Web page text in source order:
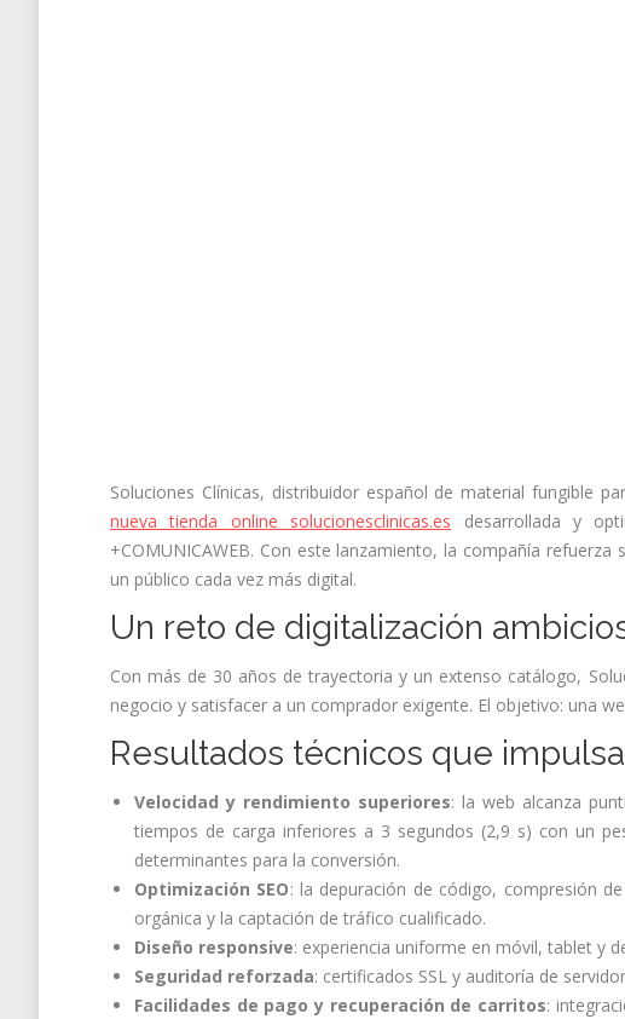
Soluciones Clínicas, distribuidor español de material fungible
nueva tienda online solucionesclinicas.es desarrollada y
+COMUNICAWEB. Con este lanzamiento, la compañía
un público cada vez más digital.
Un reto de digitalización
Con más de 30 años de trayectoria y un extenso catálogo,
negocio y satisfacer a un comprador exigente. El objetivo: una
Resultados técnicos que
Velocidad y rendimiento superiores: la web alcanza
tiempos de carga inferiores a 3 segundos (2,9 s) con un
determinantes para la conversión.
Optimización SEO: la depuración de código, compresión
orgánica y la captación de tráfico cualificado.
Diseño responsive: experiencia uniforme en móvil, tablet y
Seguridad reforzada: certificados SSL y auditoría de
Facilidades de pago y recuperación de carritos: